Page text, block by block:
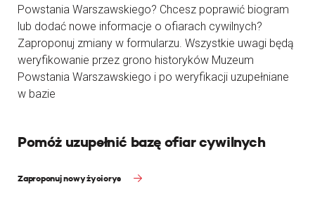
Powstania Warszawskiego? Chcesz poprawić biogram
lub dodać nowe informacje o ofiarach cywilnych?
Zaproponuj zmiany w formularzu. Wszystkie uwagi będą
weryfikowanie przez grono historyków Muzeum
Powstania Warszawskiego i po weryfikacji uzupełniane
w bazie
Pomóż uzupełnić bazę ofiar cywilnych
Zaproponuj nowy życiorys